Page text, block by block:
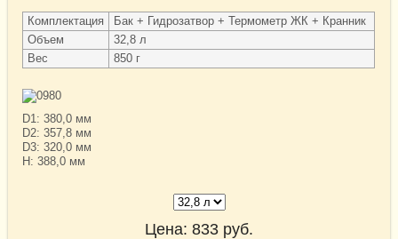
Комплектация
Бак + Гидрозатвор + Термометр ЖК + Кранник
Объем
32,8 л
Вес
850 г
D1: 380,0 мм
D2: 357,8 мм
D3: 320,0 мм
H: 388,0 мм
Цена: 833 руб.